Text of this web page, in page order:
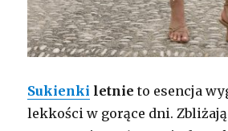
Sukienki letnie to esencja
lekkości w gorące dni.